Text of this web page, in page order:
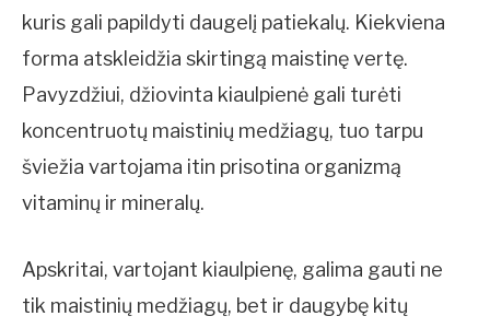
kuris gali papildyti daugelį patiekalų. Kiekviena
forma atskleidžia skirtingą maistinę vertę.
Pavyzdžiui, džiovinta kiaulpienė gali turėti
koncentruotų maistinių medžiagų, tuo tarpu
šviežia vartojama itin prisotina organizmą
vitaminų ir mineralų.
Apskritai, vartojant kiaulpienę, galima gauti ne
tik maistinių medžiagų, bet ir daugybę kitų